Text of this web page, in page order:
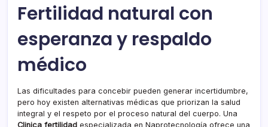
Fertilidad natural con
esperanza y respaldo
médico
Las dificultades para concebir pueden generar incertidumbre,
pero hoy existen alternativas médicas que priorizan la salud
integral y el respeto por el proceso natural del cuerpo. Una
Clinica fertilidad especializada en Naprotecnología ofrece una